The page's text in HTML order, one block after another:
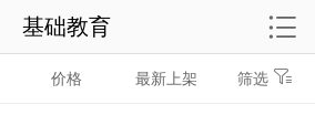
价格 最新上架 筛选
基础教育